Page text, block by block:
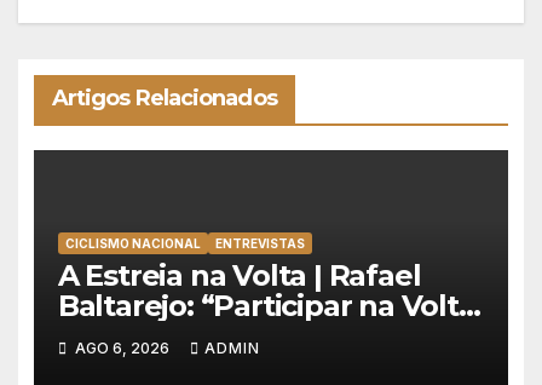
Artigos Relacionados
CICLISMO NACIONAL ENTREVISTAS
A Estreia na Volta | Rafael
Baltarejo: “Participar na Volta
a Portugal é o sonho de
qualquer ciclista”
AGO 6, 2026 ADMIN